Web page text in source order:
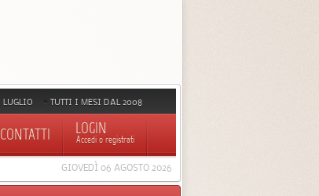
LUGLIO TUTTI I MESI DAL 2008
CONTATTI LOGIN
Accedi o registrati
GIOVEDÌ 06 AGOSTO 2026